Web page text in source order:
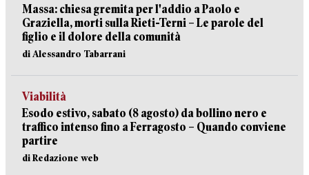
Massa: chiesa gremita per l'addio a Paolo e
Graziella, morti sulla Rieti-Terni – Le parole del
figlio e il dolore della comunità
di Alessandro Tabarrani
Viabilità
Esodo estivo, sabato (8 agosto) da bollino nero e
traffico intenso fino a Ferragosto – Quando conviene
partire
di Redazione web